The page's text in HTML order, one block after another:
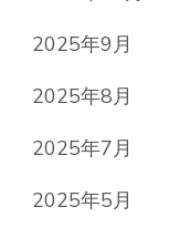
2025年9月
2025年8月
2025年7月
2025年5月